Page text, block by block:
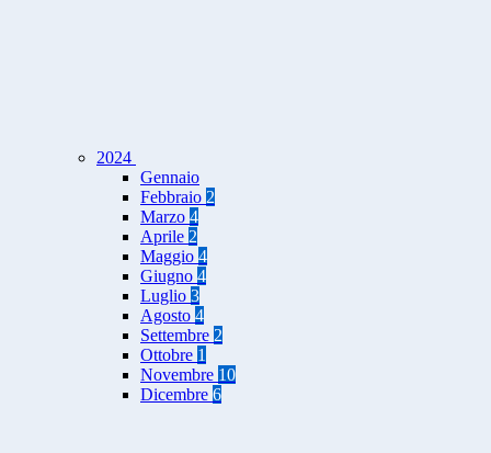
2024
Gennaio
Febbraio 2
Marzo 4
Aprile 2
Maggio 4
Giugno 4
Luglio 3
Agosto 4
Settembre 2
Ottobre 1
Novembre 10
Dicembre 6